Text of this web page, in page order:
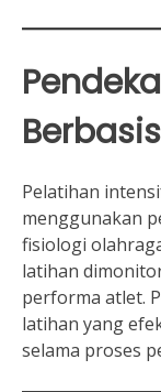
Pelatihan
menggunakan
fisiologi
latihan
performa atlet.
latihan yang
selama proses